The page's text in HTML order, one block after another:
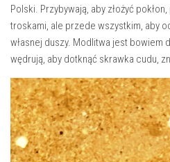
Polski. Przybywają, aby złożyć
troskami, ale przede‍ wszystkim, aby
własnej duszy. Modlitwa jest bowiem
wędrują, aby dotknąć skrawka cudu,